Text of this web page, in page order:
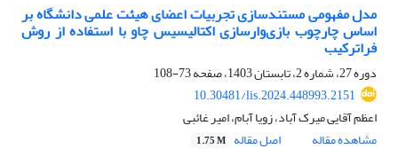
مدل مفهومی مستندسازی تجربیات اعضای هیئت علمی دانشگاه بر
اساس چارچوب بازی‌وارسازی اکتالیسیس چاو با استفاده از روش
فراترکیب
دوره 27، شماره 2، تابستان 1403، صفحه
73-108
10.30481/lis.2024.448993.2151
اعظم آقایی میرک آباد، زویا آبام، امیر غائبی
مشاهده مقاله
اصل مقاله 1.75 M